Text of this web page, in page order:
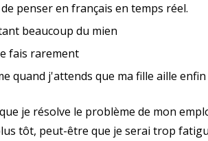
penser en français en temps réel.
beaucoup du mien
fais rarement
quand j'attends que ma fille aille
je résolve le problème de mon
tôt, peut-être que je serai trop